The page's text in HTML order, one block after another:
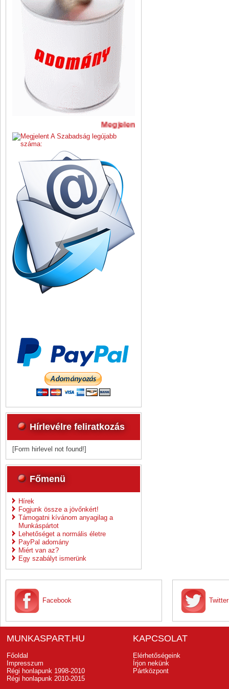
Megjelent A Szabadság legújabb
Hírlevélre feliratkozás
[Form hirlevel not found!]
Főmenü
Hírek
Fogjunk össze a jövőnkért!
Támogatni kívánom anyagilag a
Munkáspártot
Lehetőséget a normális életre
PayPal adomány
Miért van az?
Egy szabályt ismerünk
Facebook Twitter
MUNKASPART.HU
Főoldal
Impresszum
Régi honlapunk 1998-2010
Régi honlapunk 2010-2015
KAPCSOLAT
Elérhetőségeink
Írjon nekünk
Pártközpont